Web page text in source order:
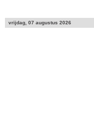
vrijdag, 07 augustus 2026